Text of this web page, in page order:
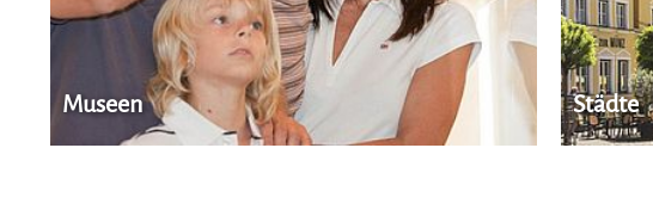
Museen Städte